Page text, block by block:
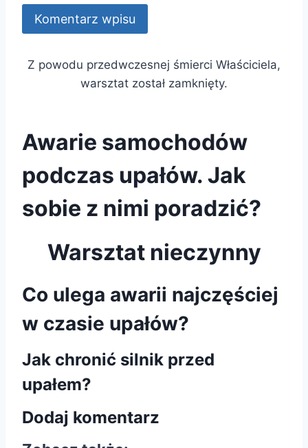
Z powodu przedwczesnej śmierci Właściciela,
warsztat został zamknięty.
Awarie samochodów
podczas upałów. Jak
sobie z nimi poradzić?
Warsztat nieczynny
Co ulega awarii najczęściej
w czasie upałów?
Jak chronić silnik przed
upałem?
Dodaj komentarz